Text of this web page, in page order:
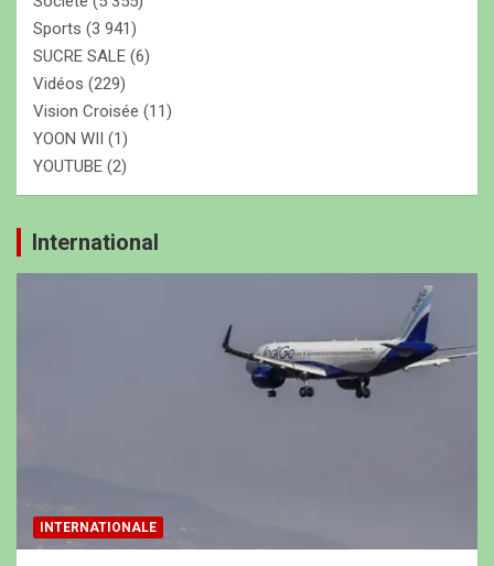
Sports (3 941)
SUCRE SALE (6)
Vidéos (229)
Vision Croisée (11)
YOON WII
(1)
YOUTUBE (2)
International
INTERNATIONALE